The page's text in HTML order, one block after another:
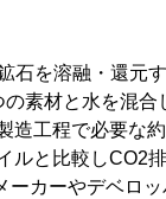
石を溶融・還元
素材と水を混
造工程で必要な
ルと比較しCO2
カーやデベロ